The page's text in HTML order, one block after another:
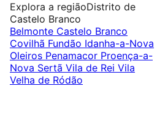
Explora a regiãoDistrito de
Castelo Branco
Belmonte Castelo Branco
Covilhã Fundão Idanha-a-Nova
Oleiros Penamacor Proença-a-
Nova Sertã Vila de Rei Vila
Velha de Ródão